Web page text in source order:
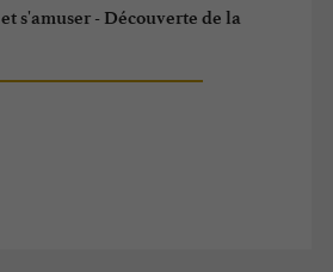
s'amuser - Découverte de la